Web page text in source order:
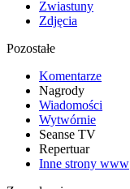
Zwiastuny
Zdjęcia
Pozostałe
Komentarze
Nagrody
Wiadomości
Wytwórnie
Seanse TV
Repertuar
Inne strony www